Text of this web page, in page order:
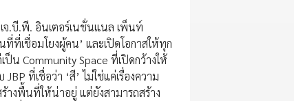
จ.บี.พี. อินเตอร์เนชั่นแนล เพ็นท์
ที่เชื่อมโยงผู้คน’ และเปิดโอกาสให้ทุก
น Community Space ที่เปิดกว้างให้
ที่เชื่อว่า ‘สี’ ไม่ใช่แค่เรื่องความ
างพื้นที่ให้น่าอยู่ แต่ยังสามารถสร้าง